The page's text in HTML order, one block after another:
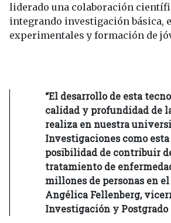
liderado una colaboración
integrando investigación básica,
experimentales y formación de
“El desarrollo de esta
calidad y profundidad de
realiza en nuestra
Investigaciones como
posibilidad de contribuir
tratamiento de
millones de personas en
Angélica Fellenberg,
Investigación y Postgrado